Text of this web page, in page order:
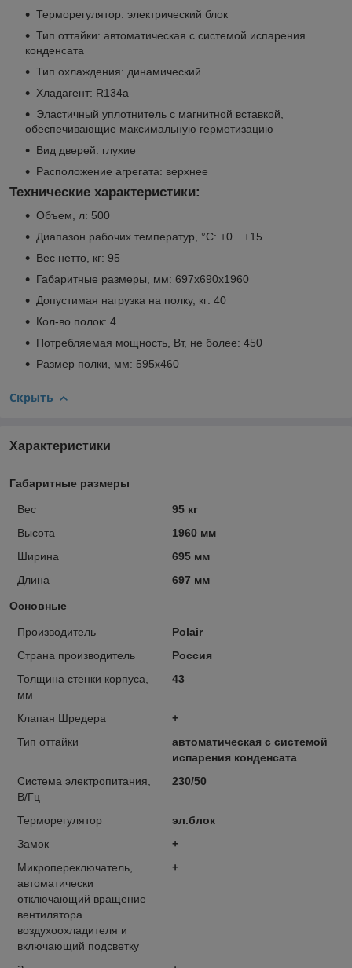
Терморегулятор: электрический блок
Тип оттайки: автоматическая с системой испарения
конденсата
Тип охлаждения: динамический
Хладагент: R134a
Эластичный уплотнитель с магнитной вставкой,
обеспечивающие максимальную герметизацию
Вид дверей: глухие
Расположение агрегата: верхнее
Технические характеристики:
Объем, л: 500
Диапазон рабочих температур, °С: +0…+15
Вес нетто, кг: 95
Габаритные размеры, мм: 697х690х1960
Допустимая нагрузка на полку, кг: 40
Кол-во полок: 4
Потребляемая мощность, Вт, не более: 450
Размер полки, мм: 595х460
Скрыть
Характеристики
Габаритные размеры
Вес
95 кг
Высота
1960 мм
Ширина
695 мм
Длина
697 мм
Основные
Производитель
Polair
Страна производитель
Россия
Толщина стенки корпуса,
мм
43
Клапан Шредера
+
Тип оттайки
автоматическая с системой
испарения конденсата
Система электропитания,
В/Гц
230/50
Терморегулятор
эл.блок
Замок
+
Микропереключатель,
автоматически
отключающий вращение
вентилятора
воздухоохладителя и
включающий подсветку
+